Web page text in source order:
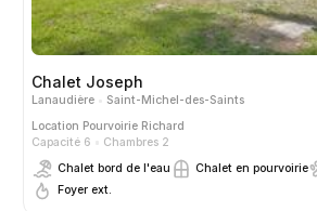
Chalet Joseph
Lanaudière
Saint-Michel-des-Saints
Location Pourvoirie Richard
Capacité 6
Chambres 2
Chalet bord de l'eau
Chalet en pourvoirie
Foyer ext.